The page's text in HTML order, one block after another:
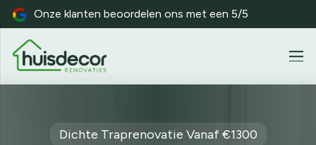
Onze klanten beoordelen ons met een 5/5
Dichte Traprenovatie Vanaf €1300
Werkwijze Trapverlichting Inspiratie